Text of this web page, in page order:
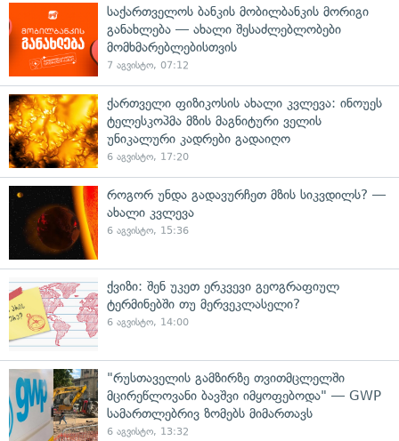
საქართველოს ბანკის მობილბანკის მორიგი
განახლება — ახალი შესაძლებლობები
მომხმარებლებისთვის
7 აგვისტო, 07:12
ქართველი ფიზიკოსის ახალი კვლევა: ინოუეს
ტელესკოპმა მზის მაგნიტური ველის
უნიკალური კადრები გადაიღო
6 აგვისტო, 17:20
როგორ უნდა გადავურჩეთ მზის სიკვდილს? —
ახალი კვლევა
6 აგვისტო, 15:36
ქვიზი: შენ უკეთ ერკვევი გეოგრაფიულ
ტერმინებში თუ მერვეკლასელი?
6 აგვისტო, 14:00
"რუსთაველის გამზირზე თვითმცლელში
მცირეწლოვანი ბავშვი იმყოფებოდა" — GWP
სამართლებრივ ზომებს მიმართავს
6 აგვისტო, 13:32